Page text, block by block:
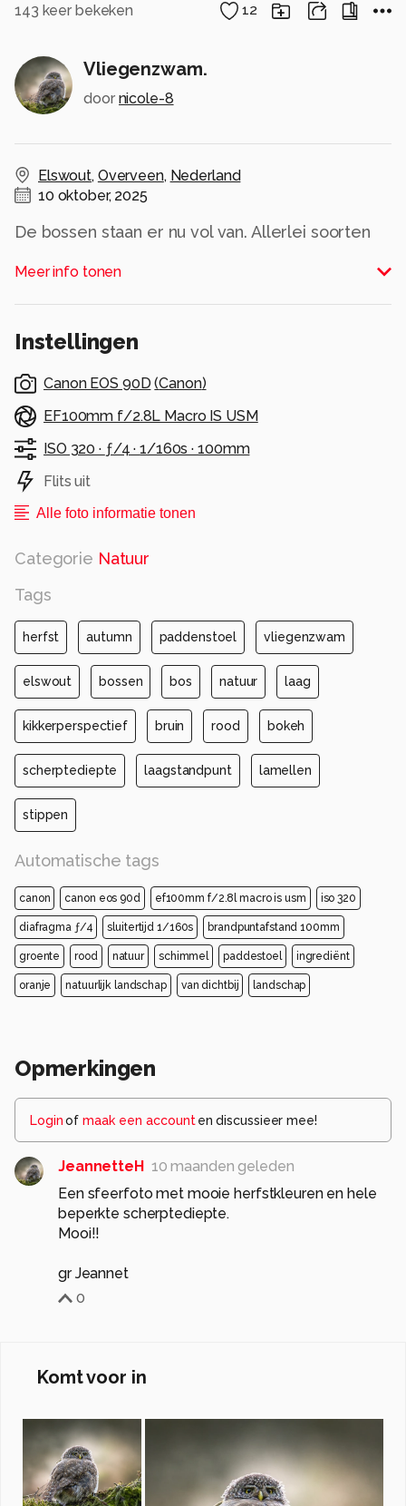
143 keer bekeken 12
Vliegenzwam.
door nicole-8
Elswout, Overveen, Nederland
10 oktober, 2025
De bossen staan er nu vol van. Allerlei soorten
paddenstoel" onder de paddenstoelen.
Meer info tonen
Instellingen
Canon EOS 90D (Canon)
EF100mm f/2.8L Macro IS USM
ISO 320 · ƒ/4 ·1/160s ·100mm
Flits uit
Alle foto informatie tonen
Categorie Natuur
Tags
herfst autumn paddenstoel vliegenzwam
elswout bossen bos natuur laag
kikkerperspectief bruin rood bokeh
scherptediepte laagstandpunt lamellen
stippen
Automatische tags
canon canon eos 90d ef100mm f/2.8l macro is usm iso 320
diafragma ƒ/4 sluitertijd 1/160s brandpuntafstand 100mm
groente rood natuur schimmel paddestoel ingrediënt
oranje natuurlijk landschap van dichtbij landschap
Opmerkingen
Loginof maak een account en discussieer mee!
JeannetteH 10 maanden geleden
Een sfeerfoto met mooie herfstkleuren en hele
beperkte scherptediepte.
Mooi!!
gr Jeannet
0
Komt voor in